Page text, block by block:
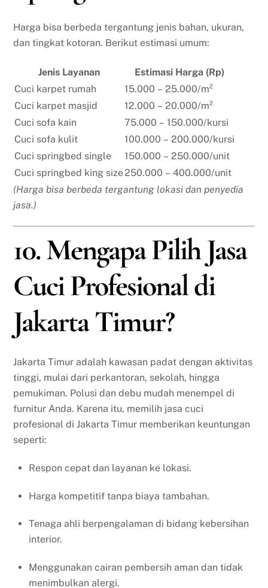
Harga bisa berbeda tergantung jenis bahan, ukuran,
dan tingkat kotoran. Berikut estimasi umum:
Jenis Layanan
Estimasi Harga (Rp)
Cuci karpet rumah
15.000 – 25.000/m²
Cuci karpet masjid
12.000 – 20.000/m²
Cuci sofa kain
75.000 – 150.000/kursi
Cuci sofa kulit
100.000 – 200.000/kursi
Cuci springbed single
150.000 – 250.000/unit
Cuci springbed king size250.000 – 400.000/unit
(Harga bisa berbeda tergantung lokasi dan penyedia
jasa.)
10. Mengapa Pilih Jasa
Cuci Profesional di
Jakarta Timur?
Jakarta Timur adalah kawasan padat dengan aktivitas
tinggi, mulai dari perkantoran, sekolah, hingga
pemukiman. Polusi dan debu mudah menempel di
furnitur Anda. Karena itu, memilih jasa cuci
profesional di Jakarta Timur memberikan keuntungan
seperti:
Respon cepat dan layanan ke lokasi.
Harga kompetitif tanpa biaya tambahan.
Tenaga ahli berpengalaman di bidang kebersihan
interior.
Menggunakan cairan pembersih aman dan tidak
menimbulkan alergi.